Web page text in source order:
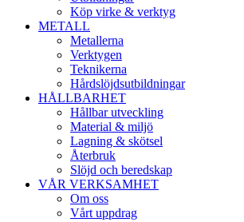
Köp virke & verktyg
METALL
Metallerna
Verktygen
Teknikerna
Hårdslöjdsutbildningar
HÅLLBARHET
Hållbar utveckling
Material & miljö
Lagning & skötsel
Återbruk
Slöjd och beredskap
VÅR VERKSAMHET
Om oss
Vårt uppdrag